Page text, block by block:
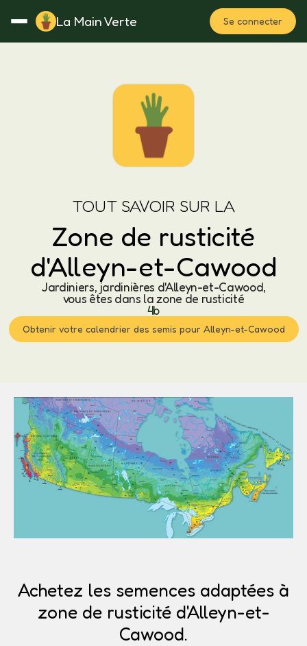
La Main Verte Se connecter
Notes Fertilisation
TOUT SAVOIR SUR LA
Zone de rusticité
d'Alleyn-et-Cawood
Jardiniers, jardinières d'Alleyn-et-Cawood,
vous êtes dans la zone de rusticité
4b
Obtenir votre calendrier des semis pour Alleyn-et-Cawood
Achetez les semences adaptées à
zone de rusticité d'Alleyn-et-
Cawood.